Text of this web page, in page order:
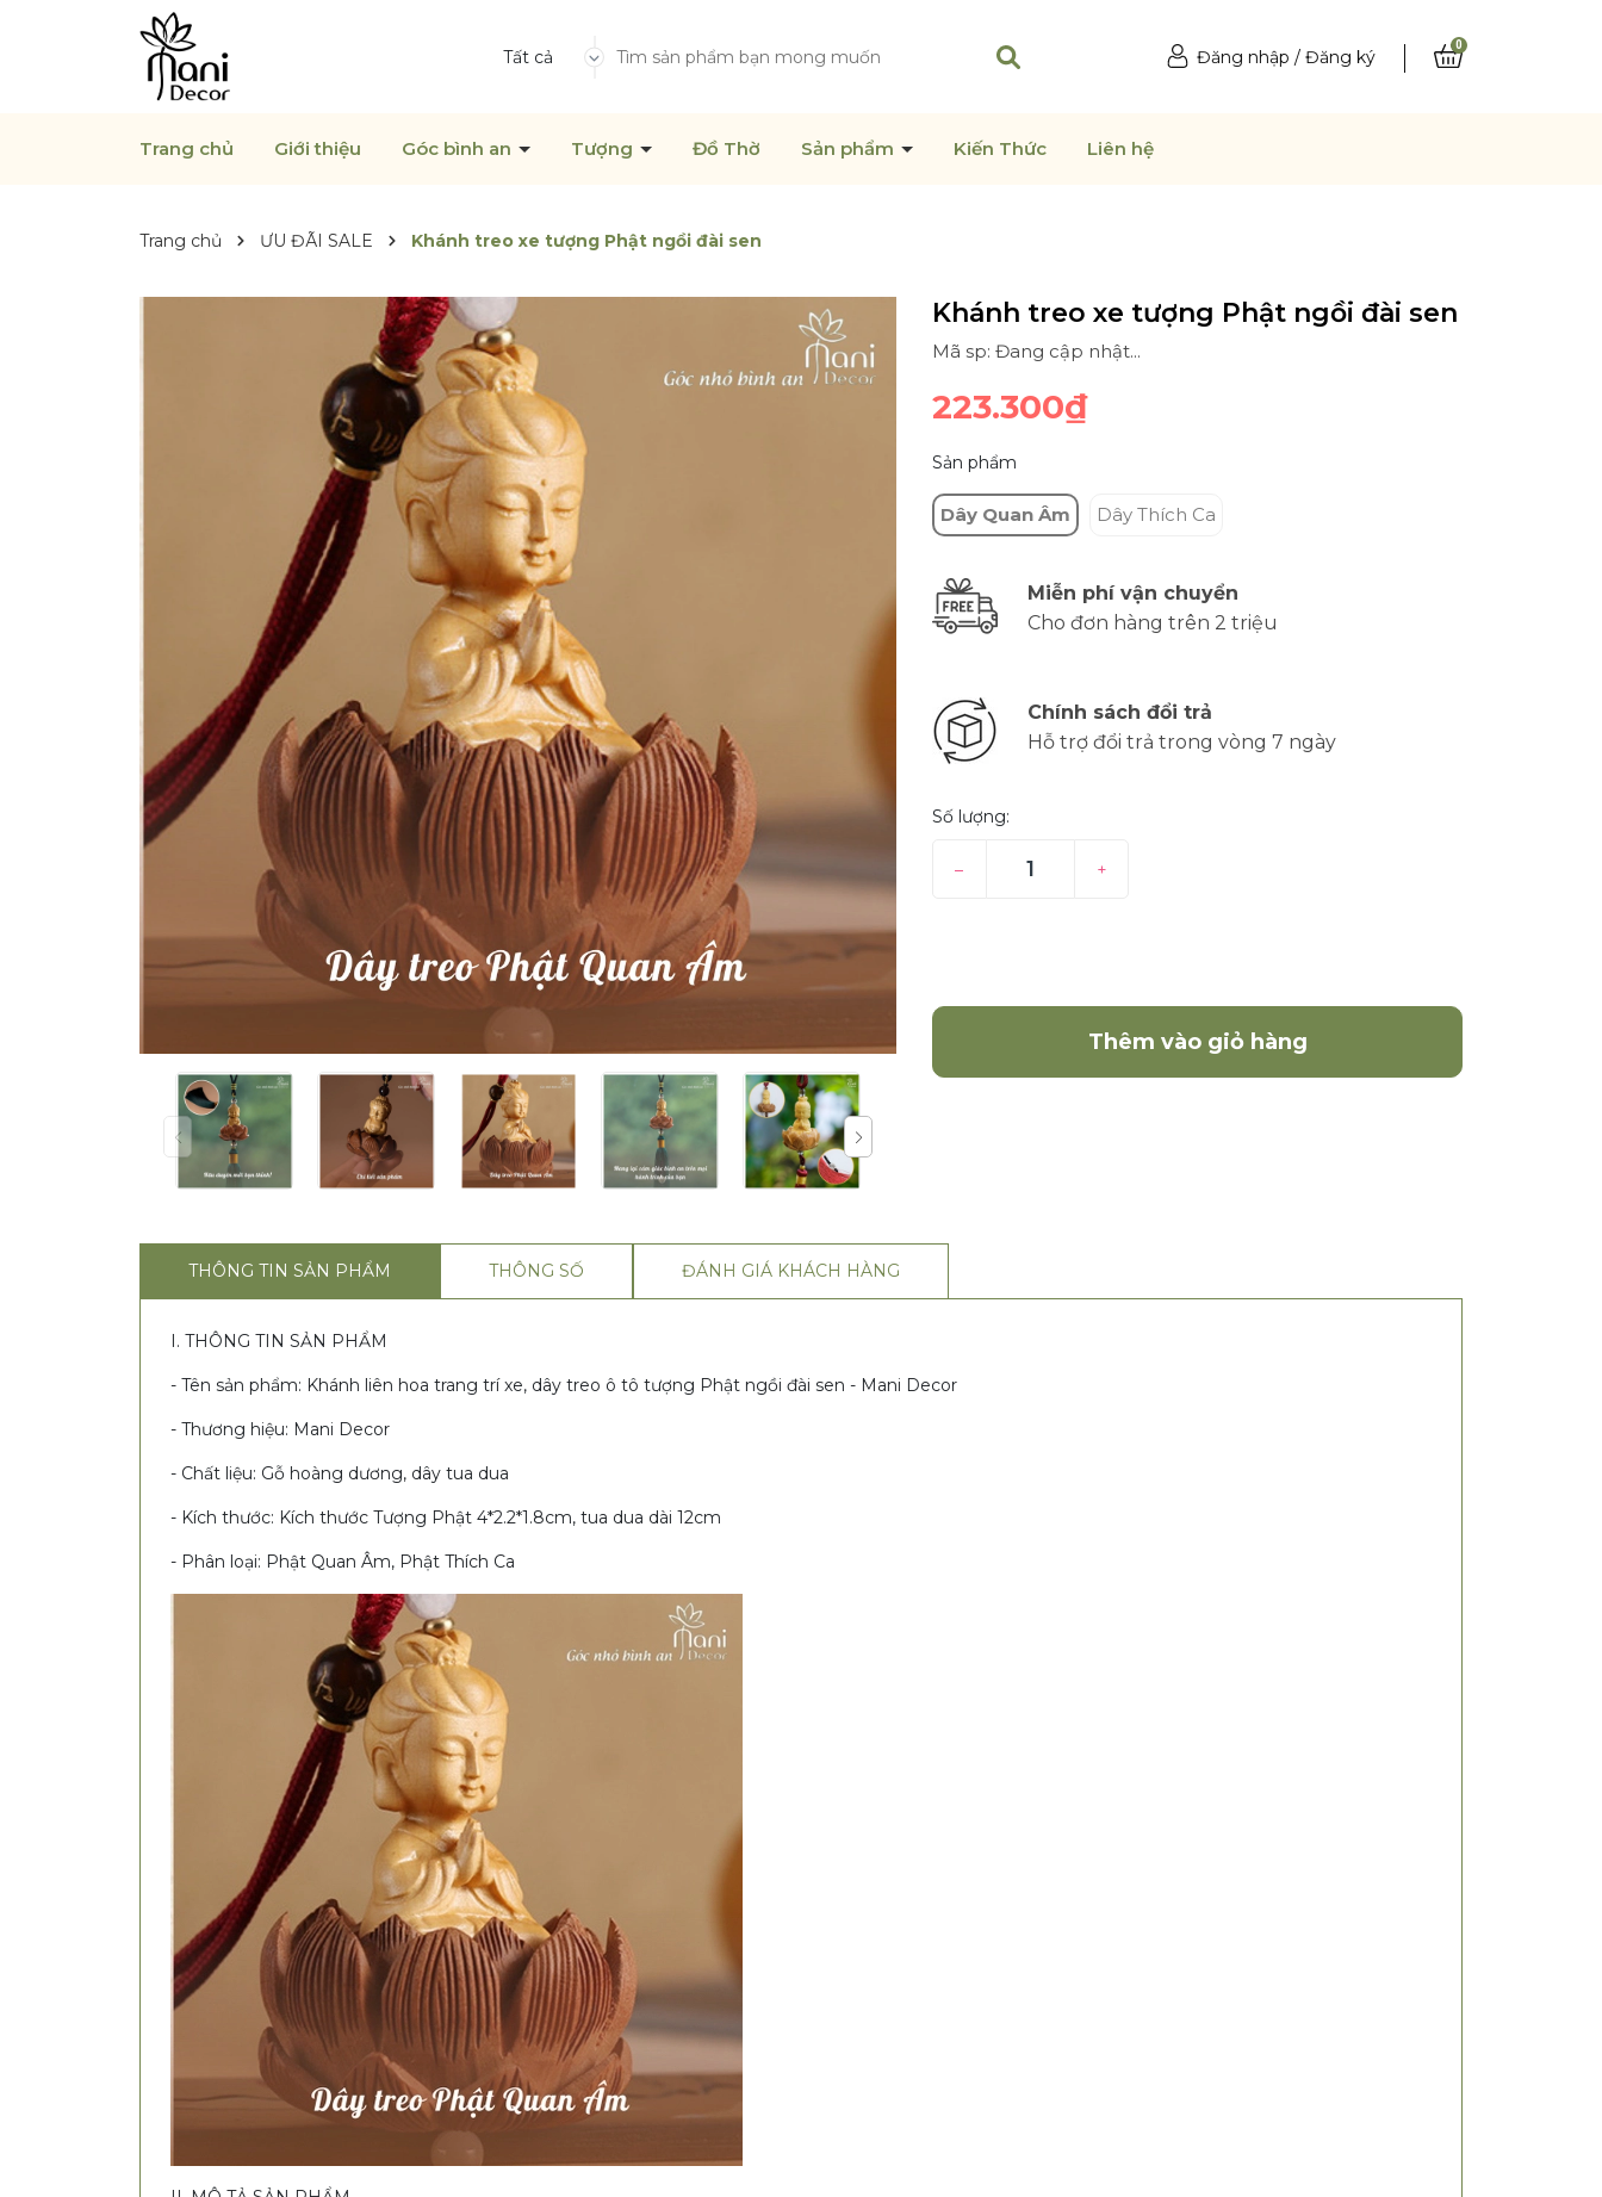
Tất cả Đăng nhập / Đăng ký
0
Trang chủ Giới thiệu Góc bình an Tượng Đồ Thờ Sản phẩm Kiến Thức Liên hệ
Trang chủ ƯU ĐÃI SALE Khánh treo xe tượng Phật ngồi đài sen
Khánh treo xe tượng Phật ngồi đài sen
Mã sp: Đang cập nhật...
223.300₫
Sản phẩm
Dây Quan Âm Dây Thích Ca
Miễn phí vận chuyển
Cho đơn hàng trên 2 triệu
Chính sách đổi trả
Hỗ trợ đổi trả trong vòng 7 ngày
Số lượng:
– +
Thêm vào giỏ hàng
THÔNG TIN SẢN PHẨM THÔNG SỐ ĐÁNH GIÁ KHÁCH HÀNG
I. THÔNG TIN SẢN PHẨM
- Tên sản phẩm: Khánh liên hoa trang trí xe, dây treo ô tô tượng Phật ngồi đài sen - Mani Decor
- Thương hiệu: Mani Decor
- Chất liệu: Gỗ hoàng dương, dây tua dua
- Kích thước: Kích thước Tượng Phật 4*2.2*1.8cm, tua dua dài 12cm
- Phân loại: Phật Quan Âm, Phật Thích Ca